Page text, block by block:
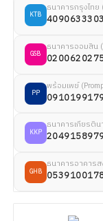
KTB
ธนาคารกรุงไทย
4090633303
GSB
ธนาคารออมสิน
PP
พร้อมเพย์
KKP
ธนาคารเกียรติน
GHB
ธนาคารอาคารส